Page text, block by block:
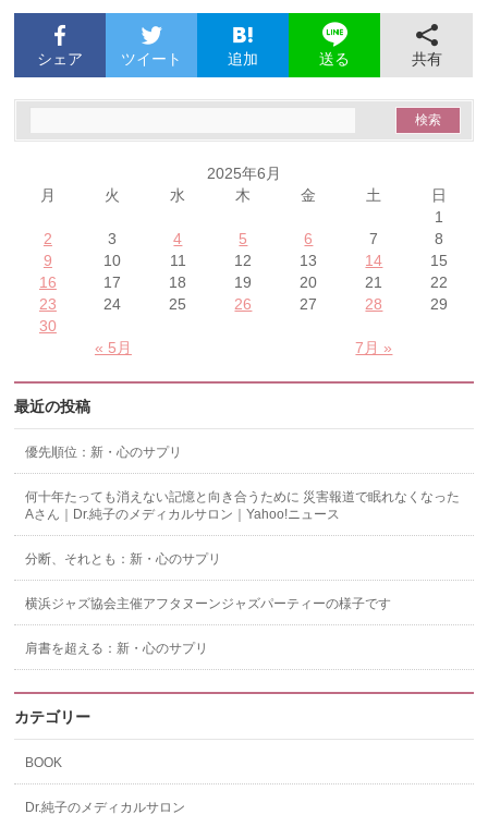
シェア ツイート 追加 送る 共有
2025年6月
月
火 水 木 金 土 日
« 5月 7月 »
1
2
3 4 5 6 7
8
9
10 11 12 13 14
15
16
17 18 19 20 21
22
23
24 25 26 27 28
29
30
最近の投稿
優先順位：新・心のサプリ
何十年たっても消えない記憶と向き合うために 災害報道で眠れなくなった
Aさん｜Dr.純子のメディカルサロン｜Yahoo!ニュース
分断、それとも：新・心のサプリ
横浜ジャズ協会主催アフタヌーンジャズパーティーの様子です
肩書を超える：新・心のサプリ
カテゴリー
BOOK
Dr.純子のメディカルサロン